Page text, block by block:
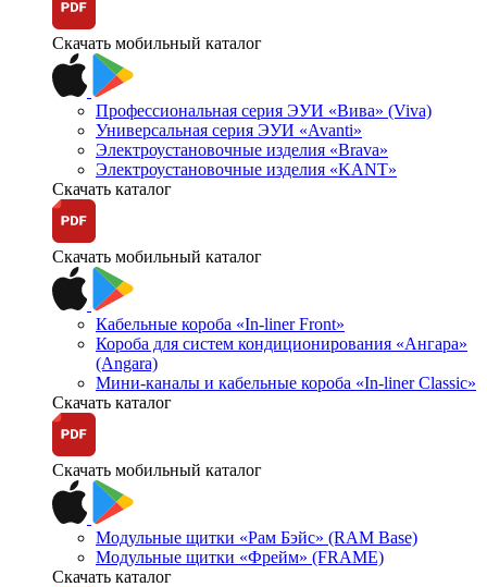
Скачать мобильный каталог
Профессиональная серия ЭУИ «Вива» (Viva)
Универсальная серия ЭУИ «Avanti»
Электроустановочные изделия «Brava»
Электроустановочные изделия «KANT»
Скачать каталог
Скачать мобильный каталог
Кабельные короба «In-liner Front»
Короба для систем кондиционирования «Ангара»
(Angara)
Мини-каналы и кабельные короба «In-liner Classic»
Скачать каталог
Скачать мобильный каталог
Модульные щитки «Рам Бэйс» (RAM Base)
Модульные щитки «Фрейм» (FRAME)
Скачать каталог